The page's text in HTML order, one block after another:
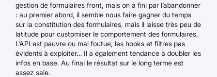
gestion de formulaires front, mais on a fini par l’abandonner
: au premier abord, il semble nous faire gagner du temps
sur la constitution des formulaires, mais il laisse très peu de
latitude pour customiser le comportement des formulaires.
L’API est pauvre ou mal foutue, les hooks et filtres pas
évidents à exploiter… Il a également tendance à doubler les
infos en base. Au final le résultat sur le long terme est
assez sale.